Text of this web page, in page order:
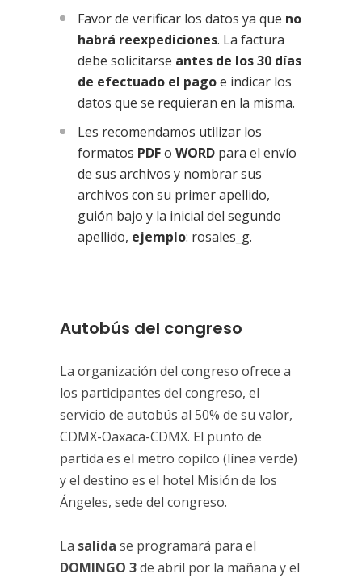
Favor de verificar los datos ya que no
habrá reexpediciones. La factura
debe solicitarse antes de los 30 días
de efectuado el pagoe indicar los
datos que se requieran en la misma.
Les recomendamos utilizar los
formatos PDFo WORD para el envío
de sus archivos y nombrar sus
archivos con su primer apellido,
guión bajo y la inicial del segundo
apellido, ejemplo: rosales_g.
Autobús del congreso
La organización del congreso ofrece a
los participantes del congreso, el
servicio de autobús al 50% de su valor,
CDMX-Oaxaca-CDMX. El punto de
partida es el metro copilco (línea verde)
y el destino es el hotel Misión de los
Ángeles, sede del congreso.
La salida se programará para el
DOMINGO 3de abril por la mañana y el